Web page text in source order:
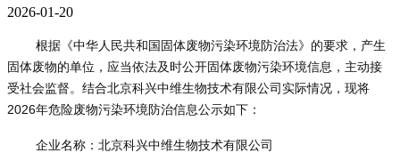
2026-01-20
根据《中华人民共和国固体废物污染环境防治法》的要求，产生
固体废物的单位，应当依法及时公开固体废物污染环境信息，主动接
受社会监督。结合北京科兴中维生物技术有限公司实际情况，现将
2026年危险废物污染环境防治信息公示如下：
企业名称：北京科兴中维生物技术有限公司